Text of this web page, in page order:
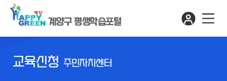
계양구 평생학습포털
교육신청 주민자치센터